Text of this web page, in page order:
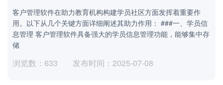
客户管理软件在助力教育机构构建学员社区方面发挥着重要作
用。以下从几个关键方面详细阐述其助力作用： ###一、学员信
息管理 客户管理软件具备强大的学员信息管理功能，能够集中存
储
浏览数：633 发布时间：2025-07-08